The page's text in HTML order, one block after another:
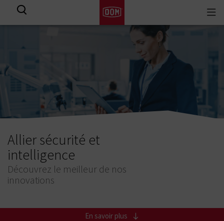
Allier sécurité et
intelligence
Découvrez le meilleur de nos
innovations
En savoir plus